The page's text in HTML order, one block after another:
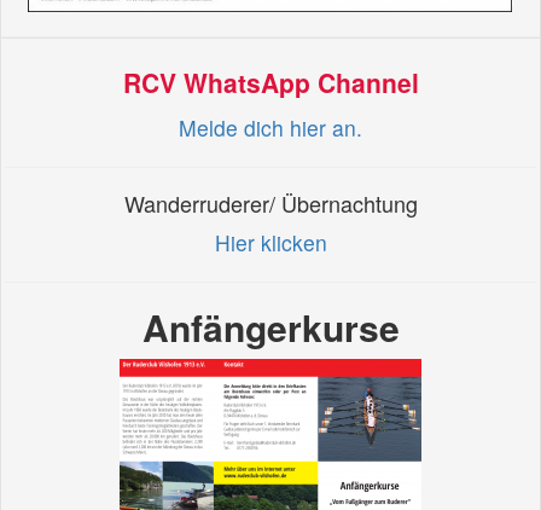
RCV WhatsApp Channel
Melde dich hier an.
Wanderruderer/ Übernachtung
Hier klicken
Anfängerkurse